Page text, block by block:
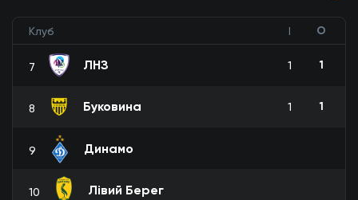
Клуб І О
7 ЛНЗ 1 1
8 Буковина 1 1
9 Динамо
10 Лівий Берег